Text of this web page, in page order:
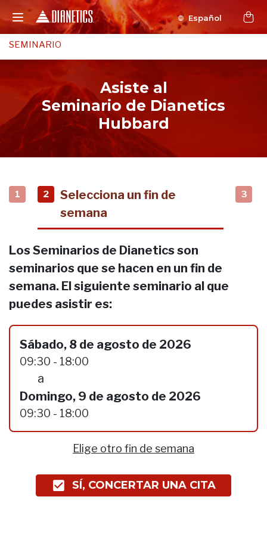
Español
SEMINARIO
Asiste al
Seminario de Dianetics
Hubbard
1 2
Selecciona un fin de
semana
3
Los Seminarios de Dianetics son
seminarios que se hacen en un fin de
semana. El siguiente seminario al que
puedes asistir es:
Sábado, 8 de agosto de 2026
09:30 - 18:00
a
Domingo, 9 de agosto de 2026
09:30 - 18:00
Elige otro fin de semana
SÍ, CONCERTAR UNA CITA